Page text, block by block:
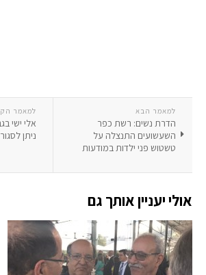
למאמר
אלי ישי
ניתן
למאמר הבא
הדרת נשים: רשת כפר
השעשועים התנצלה על
טשטוש פני ילדות במודעות
אולי יעניין אותך גם